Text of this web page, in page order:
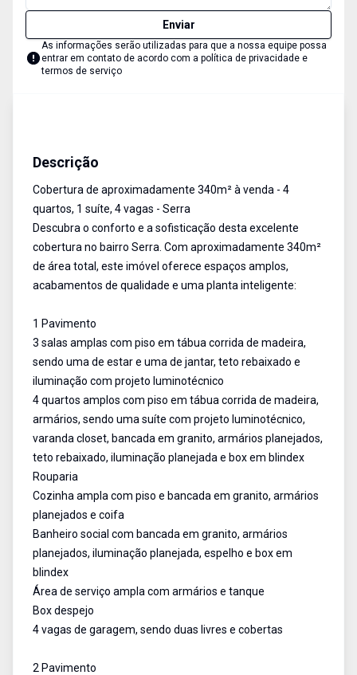
Enviar
As informações serão utilizadas para que a nossa equipe possa
entrar em contato de acordo com a política de privacidade e
termos de serviço
Descrição
Cobertura de aproximadamente 340m² à venda - 4
quartos, 1 suíte, 4 vagas - Serra
Descubra o conforto e a sofisticação desta excelente
cobertura no bairro Serra. Com aproximadamente 340m²
de área total, este imóvel oferece espaços amplos,
acabamentos de qualidade e uma planta inteligente:
1 Pavimento
3 salas amplas com piso em tábua corrida de madeira,
sendo uma de estar e uma de jantar, teto rebaixado e
iluminação com projeto luminotécnico
4 quartos amplos com piso em tábua corrida de madeira,
armários, sendo uma suíte com projeto luminotécnico,
varanda closet, bancada em granito, armários planejados,
teto rebaixado, iluminação planejada e box em blindex
Rouparia
Cozinha ampla com piso e bancada em granito, armários
planejados e coifa
Banheiro social com bancada em granito, armários
planejados, iluminação planejada, espelho e box em
blindex
Área de serviço ampla com armários e tanque
Box despejo
4 vagas de garagem, sendo duas livres e cobertas
2 Pavimento